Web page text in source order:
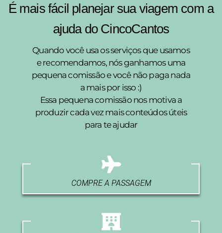
É mais fácil planejar sua viagem com a
ajuda do CincoCantos
Quando você usa os serviços que usamos
e recomendamos, nós ganhamos uma
pequena comissão e você não paga nada
a mais por isso :)
Essa pequena comissão nos motiva a
produzir cada vez mais conteúdos úteis
para te ajudar
COMPRE A PASSAGEM